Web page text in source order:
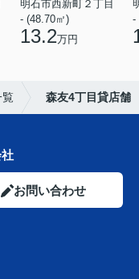
明石市西新町２丁目
- (48.70㎡)
13.2万円
-
覧 森友4丁目貸店舗
お問い合わせ